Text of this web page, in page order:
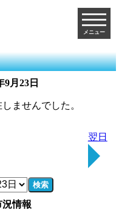
メニュー
9月23日
ませんでした。
翌日
検索
況情報